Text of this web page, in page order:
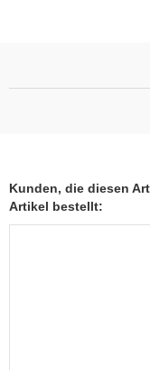
Kunden, die diesen
Artikel bestellt: